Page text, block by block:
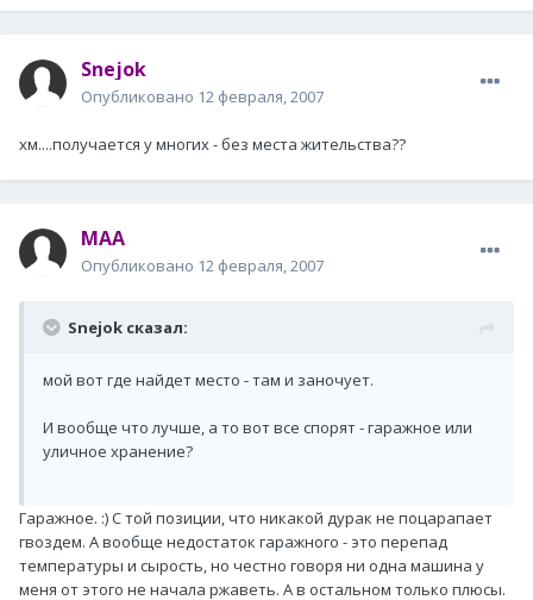
Snejok
Опубликовано 12 февраля, 2007
хм....получается у многих - без места жительства??
MAA
Опубликовано 12 февраля, 2007
Snejok сказал:
мой вот где найдет место - там и заночует.
И вообще что лучше, а то вот все спорят - гаражное или
уличное хранение?
Гаражное. :) С той позиции, что никакой дурак не поцарапает
гвоздем. А вообще недостаток гаражного - это перепад
температуры и сырость, но честно говоря ни одна машина у
меня от этого не начала ржаветь. А в остальном только плюсы.